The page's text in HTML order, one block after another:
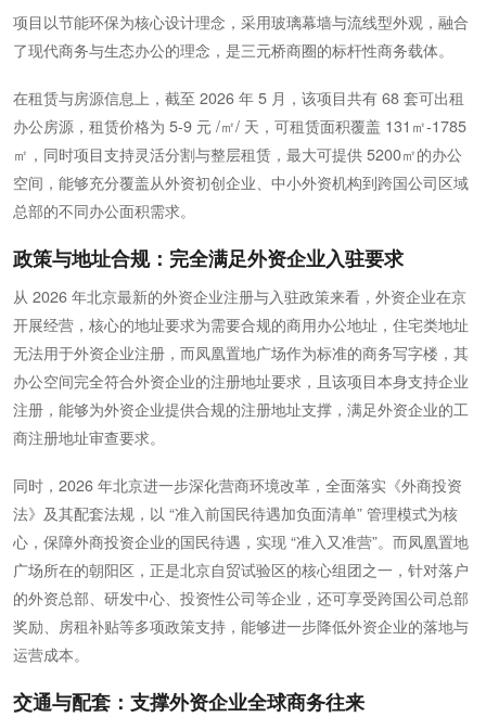
项目以节能环保为核心设计理念，采用玻璃幕墙与流线型外观，融合
了现代商务与生态办公的理念，是三元桥商圈的标杆性商务载体。
在租赁与房源信息上，截至 2026 年 5 月，该项目共有 68 套可出租
办公房源，租赁价格为 5-9 元 /㎡/ 天，可租赁面积覆盖 131㎡-1785
㎡，同时项目支持灵活分割与整层租赁，最大可提供 5200㎡的办公
空间，能够充分覆盖从外资初创企业、中小外资机构到跨国公司区域
总部的不同办公面积需求。
政策与地址合规：完全满足外资企业入驻要求
从 2026 年北京最新的外资企业注册与入驻政策来看，外资企业在京
开展经营，核心的地址要求为需要合规的商用办公地址，住宅类地址
无法用于外资企业注册，而凤凰置地广场作为标准的商务写字楼，其
办公空间完全符合外资企业的注册地址要求，且该项目本身支持企业
注册，能够为外资企业提供合规的注册地址支撑，满足外资企业的工
商注册地址审查要求。
同时，2026 年北京进一步深化营商环境改革，全面落实《外商投资
法》及其配套法规，以 “准入前国民待遇加负面清单” 管理模式为核
心，保障外商投资企业的国民待遇，实现 “准入又准营”。而凤凰置地
广场所在的朝阳区，正是北京自贸试验区的核心组团之一，针对落户
的外资总部、研发中心、投资性公司等企业，还可享受跨国公司总部
奖励、房租补贴等多项政策支持，能够进一步降低外资企业的落地与
运营成本。
交通与配套：支撑外资企业全球商务往来